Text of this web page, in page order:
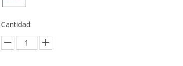
Cantidad: